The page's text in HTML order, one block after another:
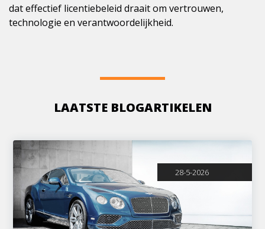
dat effectief licentiebeleid draait om vertrouwen,
technologie en verantwoordelijkheid.
LAATSTE BLOGARTIKELEN
28-5-2026